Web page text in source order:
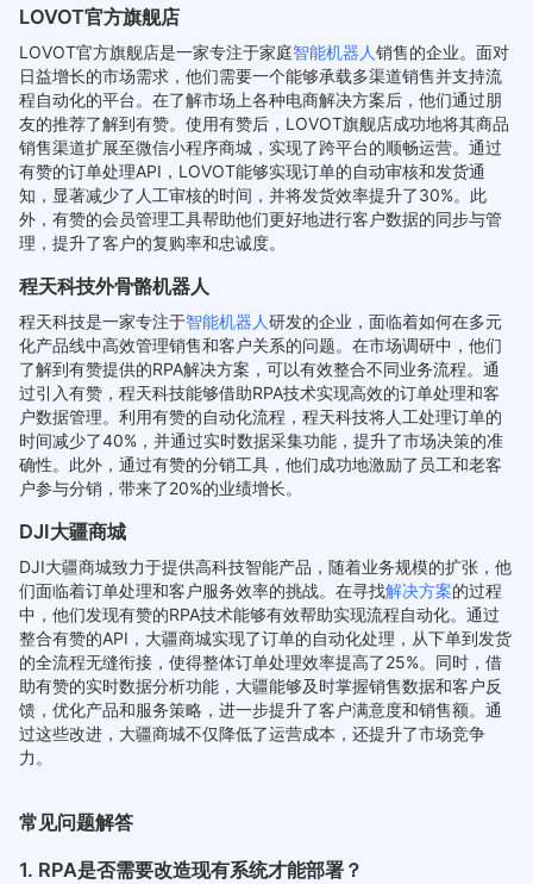
LOVOT官方旗舰店
LOVOT官方旗舰店是一家专注于家庭智能机器人销售的企业。面对
日益增长的市场需求，他们需要一个能够承载多渠道销售并支持流
程自动化的平台。在了解市场上各种电商解决方案后，他们通过朋
友的推荐了解到有赞。使用有赞后，LOVOT旗舰店成功地将其商品
销售渠道扩展至微信小程序商城，实现了跨平台的顺畅运营。通过
有赞的订单处理API，LOVOT能够实现订单的自动审核和发货通
知，显著减少了人工审核的时间，并将发货效率提升了30%。此
外，有赞的会员管理工具帮助他们更好地进行客户数据的同步与管
理，提升了客户的复购率和忠诚度。
程天科技外骨骼机器人
程天科技是一家专注于智能机器人研发的企业，面临着如何在多元
化产品线中高效管理销售和客户关系的问题。在市场调研中，他们
了解到有赞提供的RPA解决方案，可以有效整合不同业务流程。通
过引入有赞，程天科技能够借助RPA技术实现高效的订单处理和客
户数据管理。利用有赞的自动化流程，程天科技将人工处理订单的
时间减少了40%，并通过实时数据采集功能，提升了市场决策的准
确性。此外，通过有赞的分销工具，他们成功地激励了员工和老客
户参与分销，带来了20%的业绩增长。
DJI大疆商城
DJI大疆商城致力于提供高科技智能产品，随着业务规模的扩张，他
们面临着订单处理和客户服务效率的挑战。在寻找解决方案的过程
中，他们发现有赞的RPA技术能够有效帮助实现流程自动化。通过
整合有赞的API，大疆商城实现了订单的自动化处理，从下单到发货
的全流程无缝衔接，使得整体订单处理效率提高了25%。同时，借
助有赞的实时数据分析功能，大疆能够及时掌握销售数据和客户反
馈，优化产品和服务策略，进一步提升了客户满意度和销售额。通
过这些改进，大疆商城不仅降低了运营成本，还提升了市场竞争
力。
常见问题解答
1. RPA是否需要改造现有系统才能部署？